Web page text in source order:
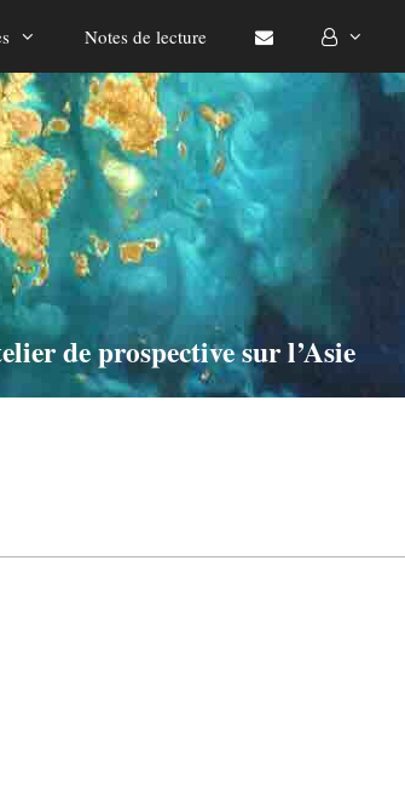
Notes de lecture
de prospective sur l’Asie